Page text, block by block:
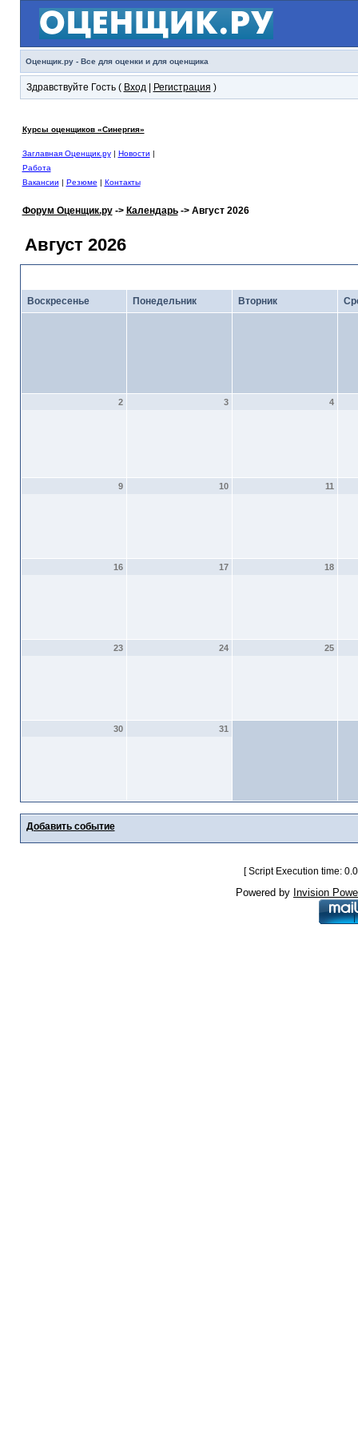
Оценщик.ру - Все для оценки и для оценщика
Здравствуйте Гость ( Вход| Регистрация )
Курсы оценщиков «Синергия»
Заглавная Оценщик.ру| Новости |
Работа
Вакансии | Резюме | Контакты
Форум Оценщик.ру-> Календарь-> Август 2026
Август 2026
Воскресенье Понедельник Вторник
2 3 4
9 10 11
16 17 18
23 24 25
30 31
Добавить событие
[ Script Execution time:
Powered by Invision